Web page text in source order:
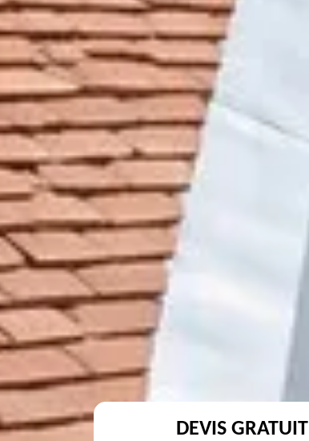
DEVIS GRATUIT